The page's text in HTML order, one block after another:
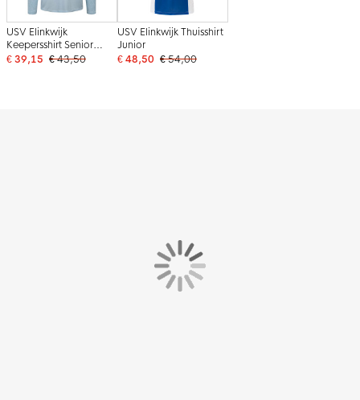
USV Elinkwijk
Keepersshirt Senior
Lichtblauw
€ 39,15 € 43,50
USV Elinkwijk Thuisshirt
Junior
€ 48,50 € 54,00